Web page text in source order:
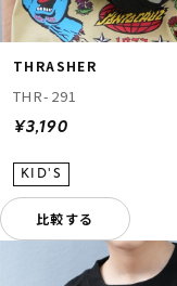
THRASHER
THR-291
¥3,190
比較する